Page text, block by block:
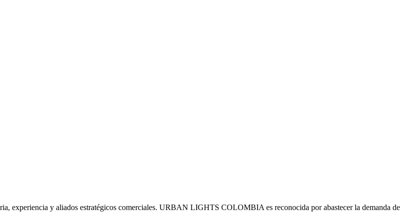
experiencia y aliados estratégicos comerciales. URBAN LIGHTS COLOMBIA es reconocida por abastecer la demanda de